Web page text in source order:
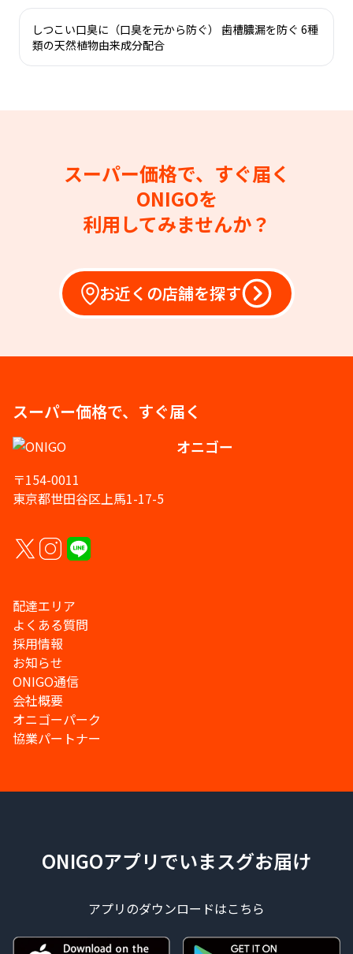
しつこい口臭に（口臭を元から防ぐ） 歯槽膿漏を防ぐ 6種
類の天然植物由来成分配合
スーパー価格で、すぐ届く
ONIGOを
利用してみませんか？
お近くの店舗を探す
スーパー価格で、すぐ届く
オニゴー
〒154-0011
東京都世田谷区上馬1-17-5
配達エリア
よくある質問
採用情報
お知らせ
ONIGO通信
会社概要
オニゴーパーク
協業パートナー
ONIGOアプリでいまスグお届け
アプリのダウンロードはこちら